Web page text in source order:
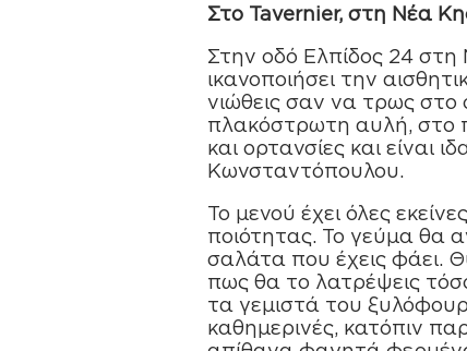
Στο Tavernier, στη Νέα
Στην οδό Ελπίδος 24 στη
ικανοποιήσει την
νιώθεις σαν να τρως στο
πλακόστρωτη αυλή, στο
και ορτανσίες και είναι
Κωνσταντόπουλου.
Το µενού έχει όλες
ποιότητας. Το γεύµα θα
σαλάτα που έχεις φάει.
πως θα το λατρέψεις
τα γεµιστά του
καθηµερινές, κατόπιν